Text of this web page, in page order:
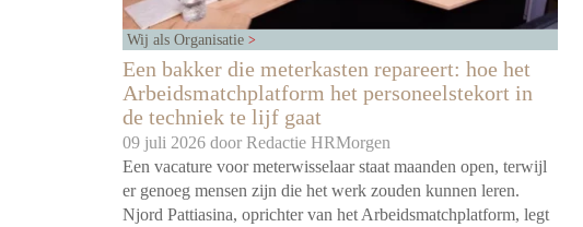
Wij als Organisatie
Een bakker die meterkasten repareert: hoe het
Arbeidsmatchplatform het personeelstekort in
de techniek te lijf gaat
09 juli 2026 door Redactie HRMorgen
Een vacature voor meterwisselaar staat maanden open, terwijl
er genoeg mensen zijn die het werk zouden kunnen leren.
Njord Pattiasina, oprichter van het Arbeidsmatchplatform, legt